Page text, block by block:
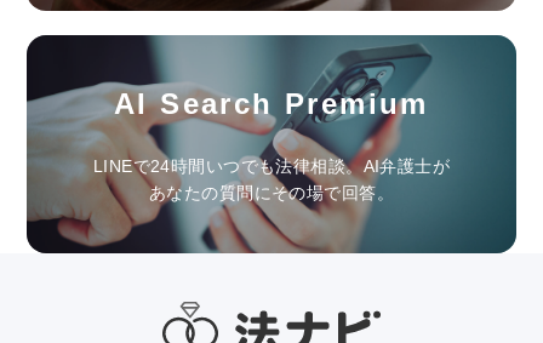
AI Search Premium
LINEで24時間いつでも法律相談。AI弁護士が
あなたの質問にその場で回答。